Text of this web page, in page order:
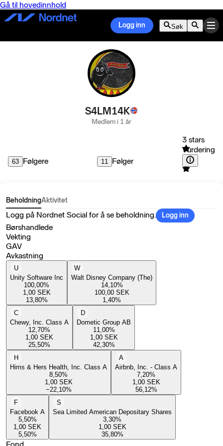
Gå til hovedinnhold
Logg inn Søk
S4LM14K
Medlem i 1 år
63 Følgere 11 Følger
3 stars
Vurdering
BeholdningAktivitet
Logg på Nordnet Social for å se beholdning. Logg inn
Børshandlede
Vekting
GAV
Avkastning
U
Unity Software Inc
100,00%
1,00 SEK
13,80%
W
Walt Disney Company (The)
14,10%
100,00 SEK
1,40%
C
Chewy, Inc. Class A
12,70%
1,00 SEK
25,50%
D
Dometic Group AB
11,00%
1,00 SEK
42,30%
H
Hims & Hers Health, Inc. Class A
8,50%
1,00 SEK
−22,10%
A
Airbnb, Inc. - Class A
7,20%
1,00 SEK
56,12%
F
Facebook A
5,50%
1,00 SEK
5,50%
S
Sea Limited American Depositary Shares
3,30%
1,00 SEK
35,80%